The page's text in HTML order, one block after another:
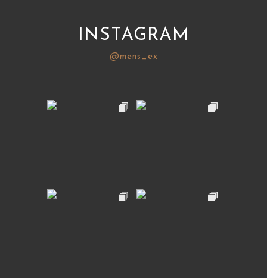
INSTAGRAM
@mens_ex